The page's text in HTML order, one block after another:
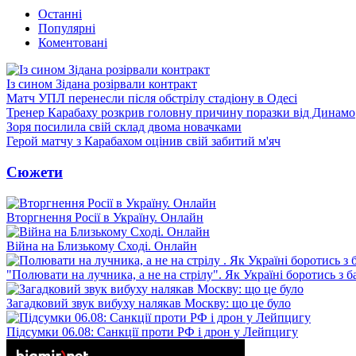
Останні
Популярні
Коментовані
Із сином Зідана розірвали контракт
Матч УПЛ перенесли після обстрілу стадіону в Одесі
Тренер Карабаху розкрив головну причину поразки від Динамо
Зоря посилила свій склад двома новачками
Герой матчу з Карабахом оцінив свій забитий м'яч
Сюжети
Вторгнення Росії в Україну. Онлайн
Війна на Близькому Сході. Онлайн
"Полювати на лучника, а не на стрілу". Як Україні боротись з
Загадковий звук вибуху налякав Москву: що це було
Підсумки 06.08: Санкції проти РФ і дрон у Лейпцигу